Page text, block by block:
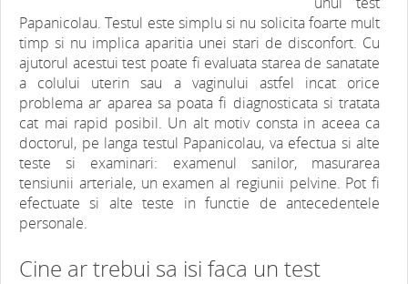
Papanicolau. Testul este simplu si nu solicita foarte mult
timp si nu implica aparitia unei stari de disconfort. Cu
ajutorul acestui test poate fi evaluata starea de sanatate
a colului uterin sau a vaginului astfel incat orice
problema ar aparea sa poata fi diagnosticata si tratata
cat mai rapid posibil. Un alt motiv consta in aceea ca
doctorul, pe langa testul Papanicolau, va efectua si alte
teste si examinari: examenul sanilor, masurarea
tensiunii arteriale, un examen al regiunii pelvine. Pot fi
efectuate si alte teste in functie de antecedentele
personale.
Cine ar trebui sa isi faca un test